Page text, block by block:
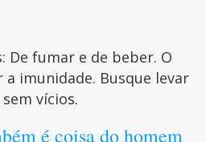
De fumar e de beber. O
imunidade. Busque levar
sem vícios.
é coisa do homem